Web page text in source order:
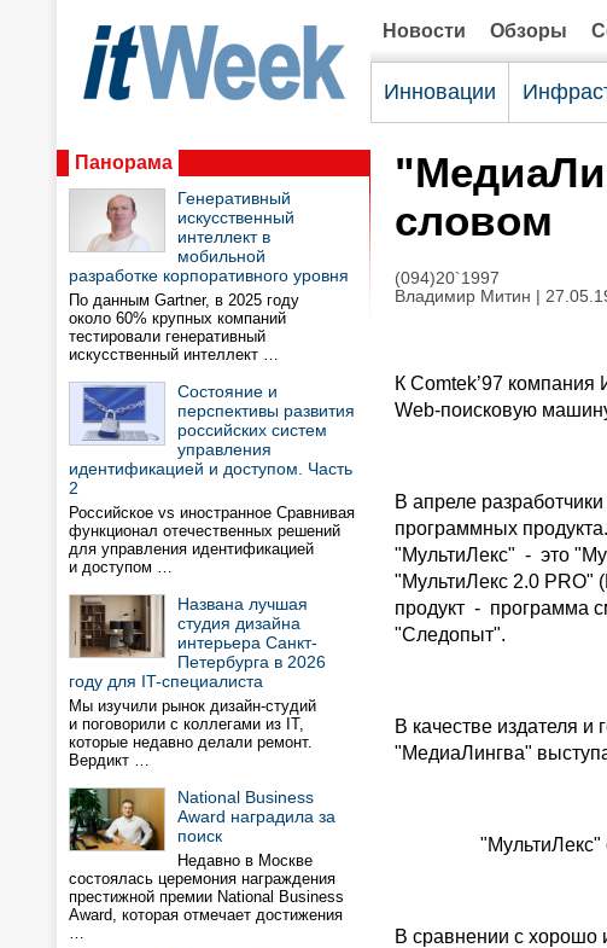
Новости Обзоры
Инновации
Панорама
Генеративный
искусственный
интеллект в
мобильной
разработке корпоративного уровня
По данным Gartner, в 2025 году
около 60% крупных компаний
тестировали генеративный
искусственный интеллект …
Состояние и
перспективы развития
российских систем
управления
идентификацией и доступом. Часть
2
Российское vs иностранное Сравнивая
функционал отечественных решений
для управления идентификацией
и доступом …
Названа лучшая
студия дизайна
интерьера Санкт-
Петербурга в 2026
году для IT-специалиста
Мы изучили рынок дизайн-студий
и поговорили с коллегами из IT,
которые недавно делали ремонт.
Вердикт …
National Business
Award наградила за
поиск
Недавно в Москве
состоялась церемония награждения
престижной премии National Business
Award, которая отмечает достижения
…
словом
(094)20`1997
Владимир Митин |
К Comtek’97
Web-поисковую
В апреле
программных
"МультиЛекс" - это
"МультиЛекс 2.0 PRO"
продукт - программа
"Следопыт".
В качестве издателя
"МедиаЛингва"
В сравнении с хорошо